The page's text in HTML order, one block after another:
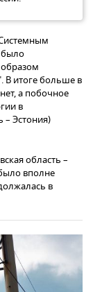
было
В итоге больше в
а побочное
в
– Эстония)
область –
вполне
в